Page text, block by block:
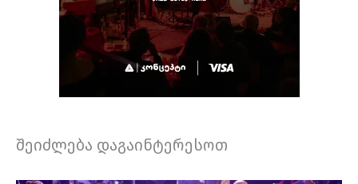
შეიძლება დაგაინტერესოთ